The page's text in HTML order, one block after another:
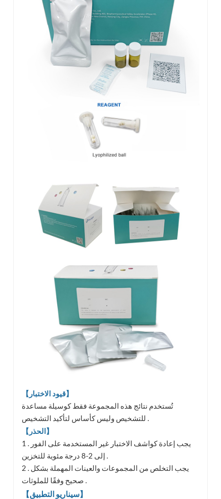
【قيود الاختبار】
تُستخدم نتائج هذه المجموعة فقط كوسيلة مساعدة
للتشخيص وليس كأساس لتأكيد التشخيص .
【الحذر】
1 . يجب إعادة كواشف الاختبار غير المستخدمة على الفور
إلى 2-8 درجة مئوية للتخزين .
2 . يجب التخلص من المجموعات والعينات المهملة بشكل
صحيح وفقًا للملوثات .
【سيناريو التطبيق】